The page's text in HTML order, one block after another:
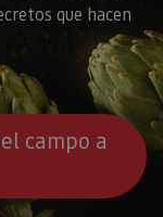
que hacen
campo a